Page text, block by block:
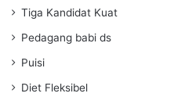
Tiga Kandidat Kuat
Pedagang babi ds
Puisi
Diet Fleksibel